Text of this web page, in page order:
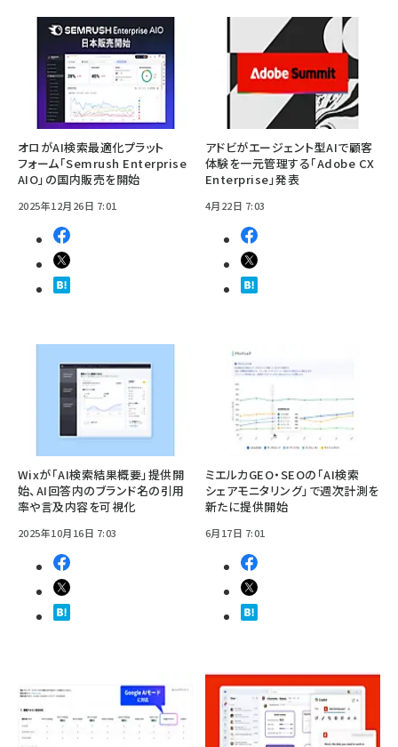
オロがAI検索最適化プラット
フォーム「Semrush Enterprise
AIO」の国内販売を開始
2025年12月26日 7:01
アドビがエージェント型AIで顧客
体験を一元管理する「Adobe CX
Enterprise」発表
4月22日 7:03
Wixが「AI検索結果概要」提供開
始、AI回答内のブランド名の引用
率や言及内容を可視化
2025年10月16日 7:03
ミエルカGEO・SEOの「AI検索
シェアモニタリング」で週次計測を
新たに提供開始
6月17日 7:01